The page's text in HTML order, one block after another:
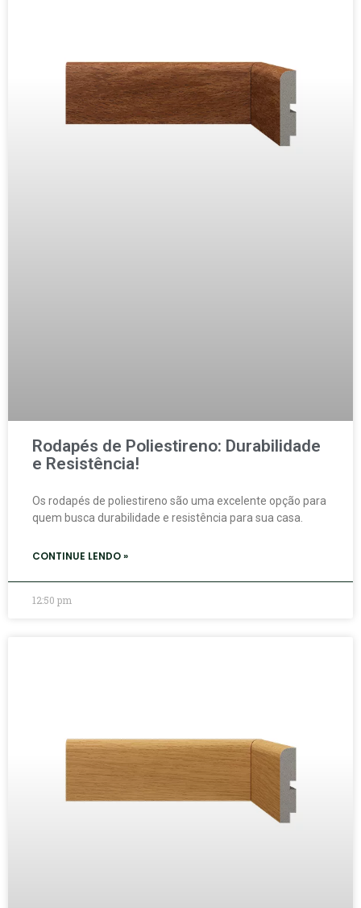
Rodapés de Poliestireno: Durabilidade
e Resistência!
Os rodapés de poliestireno são uma excelente opção para
quem busca durabilidade e resistência para sua casa.
CONTINUE LENDO »
12:50 pm